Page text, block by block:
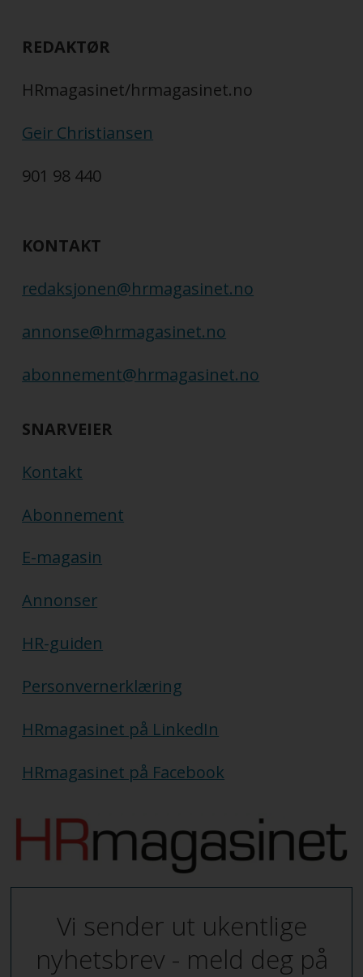
REDAKTØR
HRmagasinet/hrmagasinet.no
Geir Christiansen
901 98 440
KONTAKT
redaksjonen@hrmagasinet.no
annonse@hrmagasinet.no
abonnement@hrmagasinet.no
SNARVEIER
Kontakt
Abonnement
E-magasin
Annonser
HR-guiden
Personvernerklæring
HRmagasinet på LinkedIn
HRmagasinet på Facebook
Vi sender ut ukentlige
nyhetsbrev - meld deg på